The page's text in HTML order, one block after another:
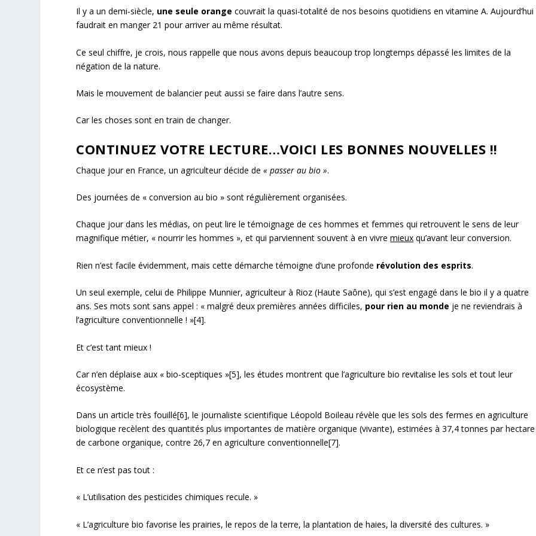
Il y a un demi-siècle, une seule orange couvrait la quasi-totalité de nos besoins quotidiens en vitamine A. Aujourd’hui
faudrait en manger 21 pour arriver au même résultat.
Ce seul chiffre, je crois, nous rappelle que nous avons depuis beaucoup trop longtemps dépassé les limites de la
négation de la nature.
Mais le mouvement de balancier peut aussi se faire dans l’autre sens.
Car les choses sont en train de changer.
CONTINUEZ VOTRE LECTURE…VOICI LES BONNES NOUVELLES !!
Chaque jour en France, un agriculteur décide de« passer au bio ».
Des journées de « conversion au bio » sont régulièrement organisées.
Chaque jour dans les médias, on peut lire le témoignage de ces hommes et femmes qui retrouvent le sens de leur
magnifique métier, « nourrir les hommes », et qui parviennent souvent à en vivremieux qu’avant leur conversion.
Rien n’est facile évidemment, mais cette démarche témoigne d’une profonde révolution des esprits.
Un seul exemple, celui de Philippe Munnier, agriculteur à Rioz (Haute Saône), qui s’est engagé dans le bio il y a quatre
ans. Ses mots sont sans appel : « malgré deux premières années difficiles, pour rien au monde je ne reviendrais à
l’agriculture conventionnelle ! »[4].
Et c’est tant mieux !
Car n’en déplaise aux « bio-sceptiques »[5], les études montrent que l’agriculture bio revitalise les sols et tout leur
écosystème.
Dans un article très fouillé[6], le journaliste scientifique Léopold Boileau révèle que les sols des fermes en agriculture
biologique recèlent des quantités plus importantes de matière organique (vivante), estimées à 37,4 tonnes par hectare
de carbone organique, contre 26,7 en agriculture conventionnelle[7].
Et ce n’est pas tout :
« L’utilisation des pesticides chimiques recule. »
« L’agriculture bio favorise les prairies, le repos de la terre, la plantation de haies, la diversité des cultures. »